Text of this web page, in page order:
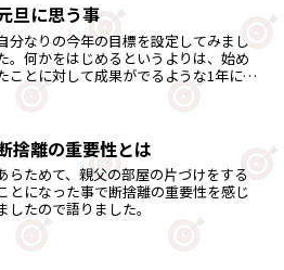
旦に思う事
分なりの今年の目標を設定してみまし
。何かをはじめるというよりは、始め
ことに対して成果がでるような1年にし
たいと思います。
捨離の重要性とは
らためて、親父の部屋の片づけをする
とになった事で断捨離の重要性を感じ
したので語りました。